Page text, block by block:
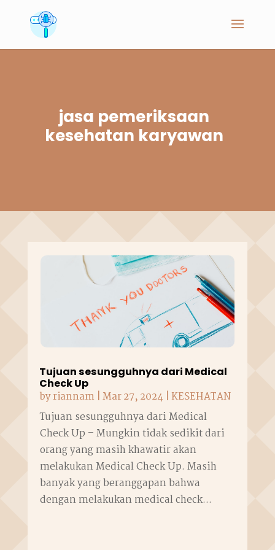
jasa pemeriksaan
kesehatan karyawan
Tujuan sesungguhnya dari Medical
Check Up
byriannam|Mar 27, 2024 |KESEHATAN
Tujuan sesungguhnya dari Medical
Check Up – Mungkin tidak sedikit dari
orang yang masih khawatir akan
melakukan Medical Check Up. Masih
banyak yang beranggapan bahwa
dengan melakukan medical check...